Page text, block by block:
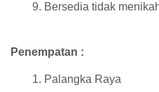
Bersedia tidak
Penempatan :
Palangka Raya